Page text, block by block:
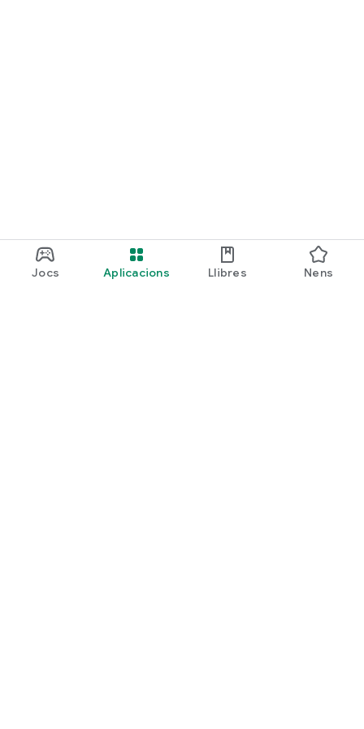
Jocs Aplicacions Llibres Nens